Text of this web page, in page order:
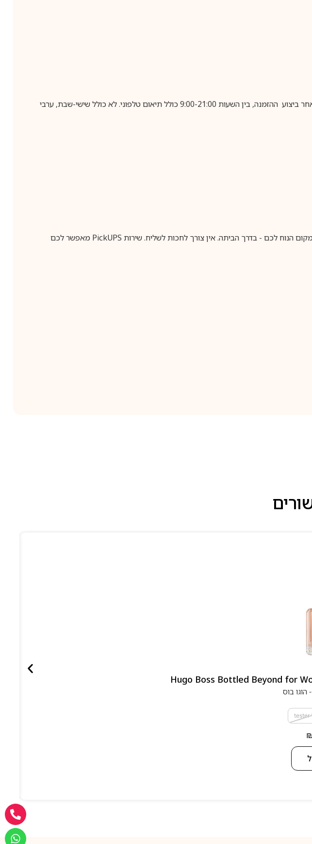
בביצוע הזמנה עד השעה 10:00 בימים א-ה, קבלת המשלוח תבוצע עד חמישה ימי עסקים מיום שלאחר ביצוע ההזמנה, בין השעות 9:00-21:00 כולל תיאום טלפוני. לא כולל שישי-שבת, ערבי
הנוח לכם - בדרך הביתה. אין צורך לחכות לשליח. שירות PickUPS מאפשר לכם
tester